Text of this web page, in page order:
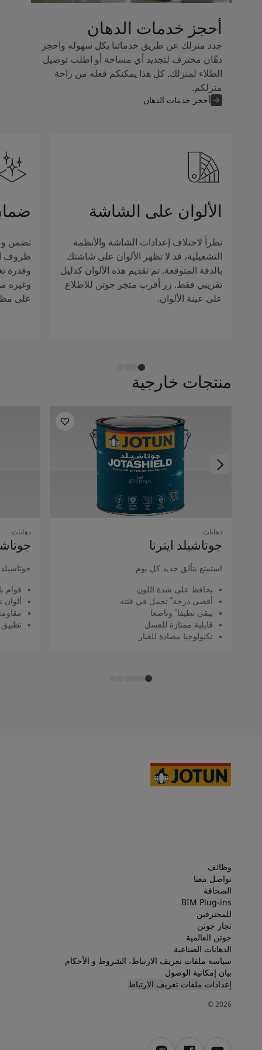
أحجز خدمات الدهان
جدد منزلك عن طريق خدماتنا بكل سهوله واحجز
دهّان محترف لتجديد أي مساحة أو اطلب توصيل
الطلاء لمنزلك. كل هذا يمكنكم فعله من راحة
منزلكم.
أحجز خدمات الدهان
الألوان على الشاشة
نظراً لاختلاف إعدادات الشاشة والأنظمة
التشغيلية، قد لا تظهر الألوان على شاشتك
بالدقة المتوقعة. تم تقديم هذه الألوان كدليل
تقريبي فقط. زر أقرب متجر جوتن للاطلاع
على عينة الألوان.
تضمن
ظروف
وقدرة
وغيره
على
منتجات خارجية
دهانات
جوتاشيلد اﻳﺘﺮﻧﺎ
استمتع بتألق جديد كل يوم
يحافظ على شدة اللون
أقصى درجة ّ تحمل في فئته
يبقى نظيفا ً وناصعا
قابلية ممتازة للغسل
تكنولوجيا مضادة للغبار
دهانات
جوتاشيلد
قوام
ألوان
وظائف
تواصل معنا
الصحافة
BIM Plug-ins
للمحترفين
تجار جوتن
جوتن العالمية
الدهانات الصناعية
سياسة ملفات تعريف الارتباط، الشروط و الأحكام
بيان إمكانية الوصول
إعدادات ملفات تعريف الارتباط
2026
©